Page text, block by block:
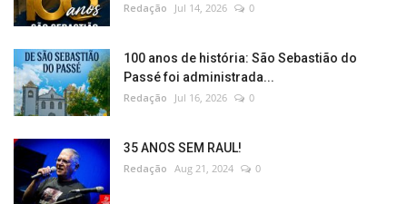
Redação Jul 14, 2026 0
100 anos de história: São Sebastião do
Passé foi administrada...
Redação Jul 16, 2026 0
35 ANOS SEM RAUL!
Redação Aug 21, 2024 0